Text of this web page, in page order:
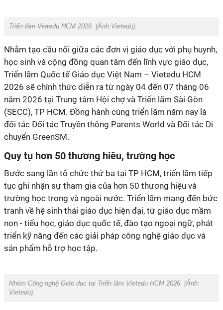
Triển lãm Vietedu HCM 2026. (Ảnh:Vietedu).
Nhằm tạo cầu nối giữa các đơn vị giáo dục với phụ huynh,
học sinh và cộng đồng quan tâm đến lĩnh vực giáo dục,
Triển lãm Quốc tế Giáo dục Việt Nam – Vietedu HCM
2026 sẽ chính thức diễn ra từ ngày 04 đến 07 tháng 06
năm 2026 tại Trung tâm Hội chợ và Triển lãm Sài Gòn
(SECC), TP HCM. Đồng hành cùng triển lãm năm nay là
đối tác Đối tác Truyền thông Parents World và Đối tác Di
chuyển GreenSM.
Quy tụ hơn 50 thương hiêu, trường học
Bước sang lần tổ chức thứ ba tại TP HCM, triển lãm tiếp
tục ghi nhận sự tham gia của hơn 50 thương hiệu và
trường học trong và ngoài nước. Triển lãm mang đến bức
tranh về hệ sinh thái giáo dục hiện đại, từ giáo dục mầm
non - tiểu học, giáo dục quốc tế, đào tạo ngoại ngữ, phát
triển kỹ năng đến các giải pháp công nghệ giáo dục và
sản phẩm hỗ trợ học tập.
Nhóm Công nghệ Giáo dục tại Triển lãm Vietedu HCM 2026. (Ảnh:
Vietedu).